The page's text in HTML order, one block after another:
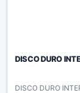
DISCO DURO
DISCO DURO